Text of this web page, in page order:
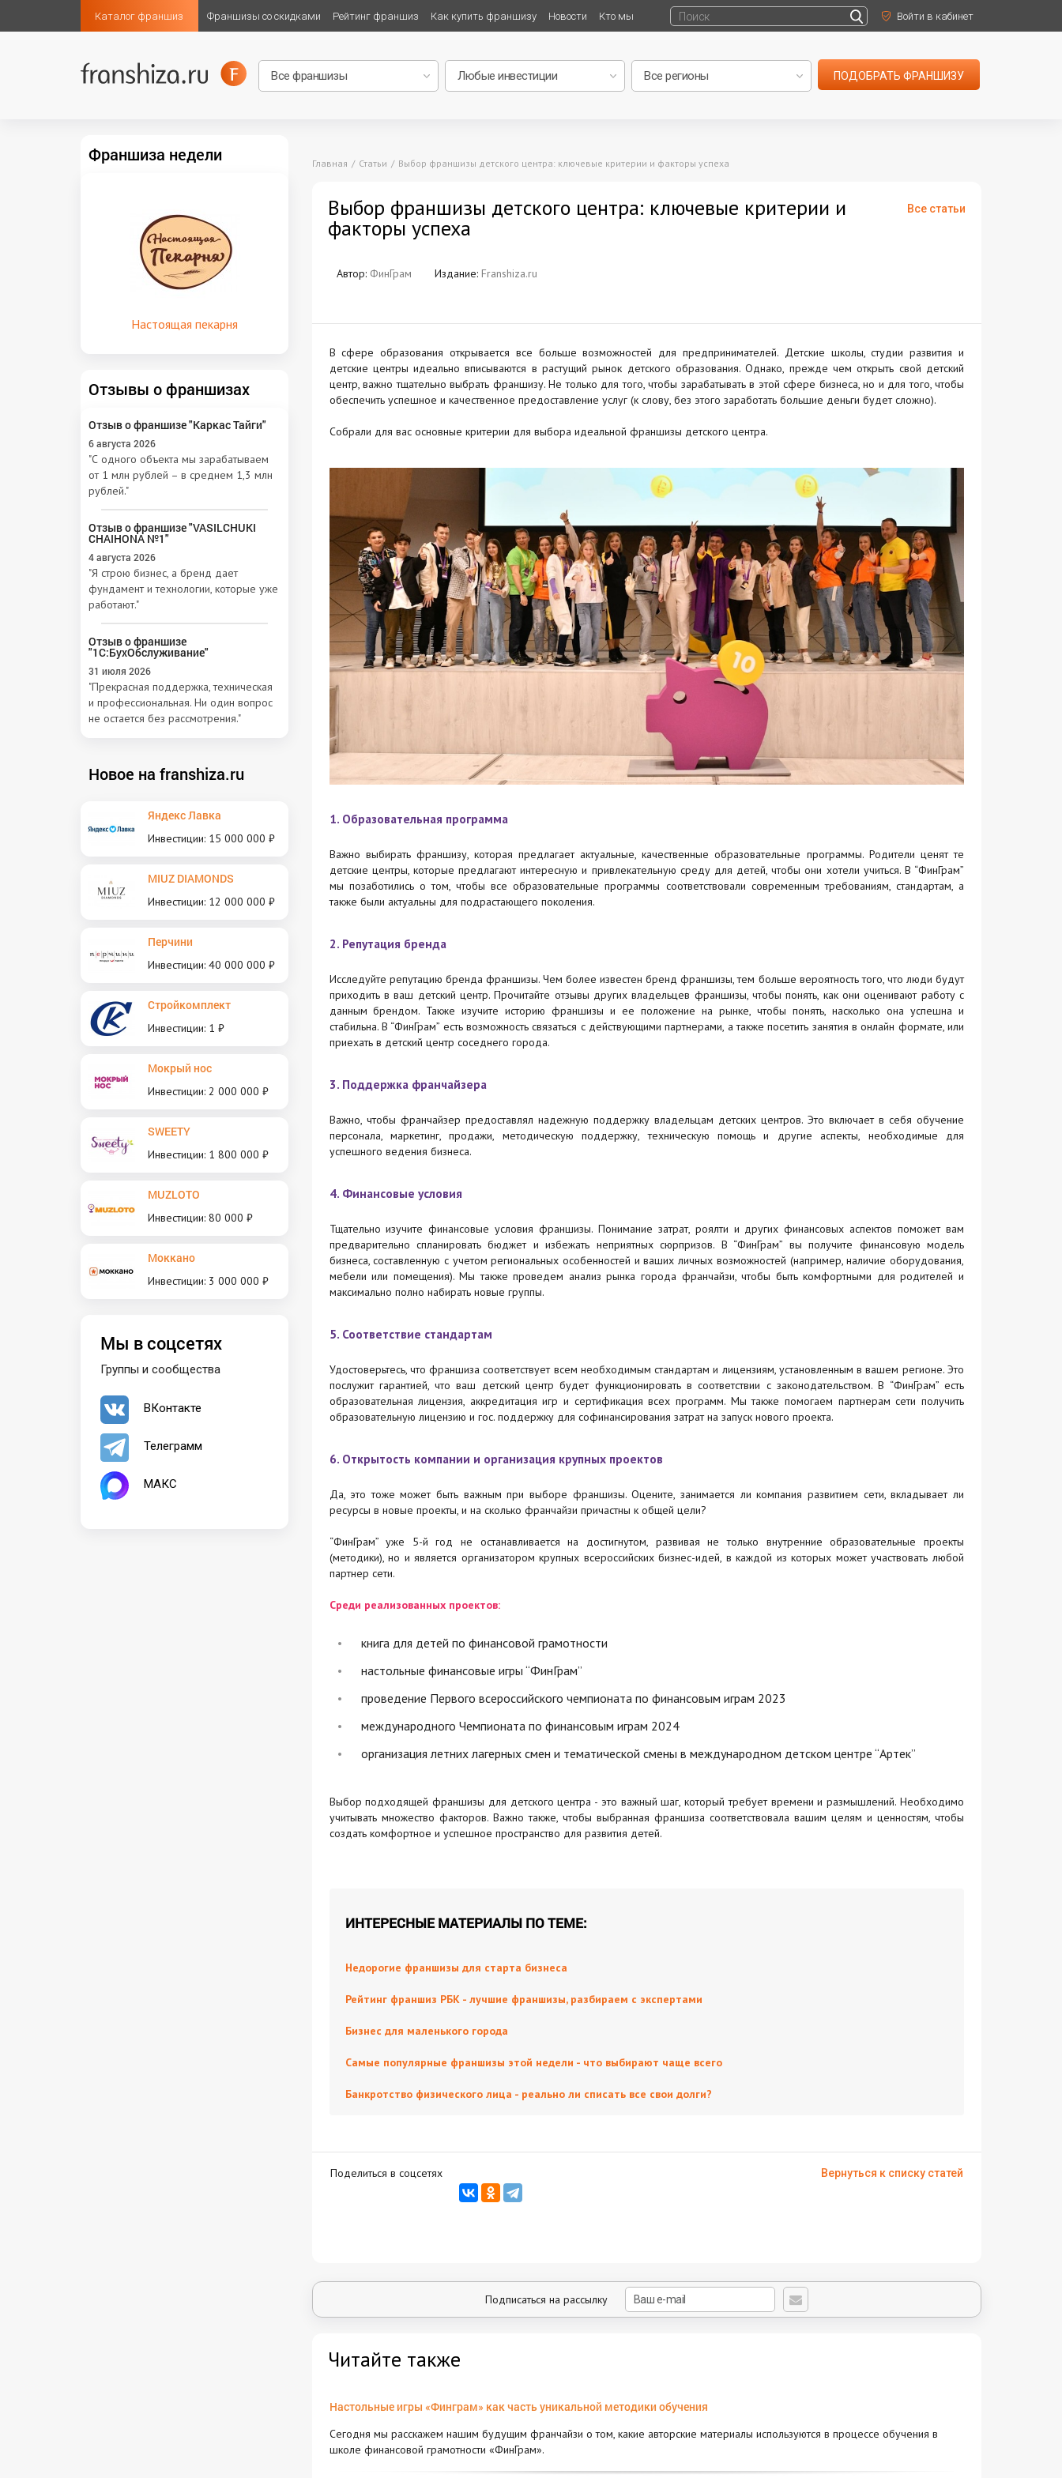
Каталог франшиз Франшизы со скидками Рейтинг франшиз Как купить франшизу Новости Кто мы Войти в кабинет
ПОДОБРАТЬ ФРАНШИЗУ
Главная Статьи Выбор франшизы детского центра: ключевые критерии и факторы успеха
Все статьи
Выбор франшизы детского центра: ключевые критерии и
факторы успеха
Автор: ФинГрам Издание: Franshiza.ru
В сфере образования открывается все больше возможностей для предпринимателей. Детские школы, студии развития и
детские центры идеально вписываются в растущий рынок детского образования. Однако, прежде чем открыть свой детский
центр, важно тщательно выбрать франшизу. Не только для того, чтобы зарабатывать в этой сфере бизнеса, но и для того, чтобы
обеспечить успешное и качественное предоставление услуг (к слову, без этого заработать большие деньги будет сложно).
Собрали для вас основные критерии для выбора идеальной франшизы детского центра.
1. Образовательная программа
Важно выбирать франшизу, которая предлагает актуальные, качественные образовательные программы. Родители ценят те
детские центры, которые предлагают интересную и привлекательную среду для детей, чтобы они хотели учиться. В “ФинГрам”
мы позаботились о том, чтобы все образовательные программы соответствовали современным требованиям, стандартам, а
также были актуальны для подрастающего поколения.
2. Репутация бренда
Исследуйте репутацию бренда франшизы. Чем более известен бренд франшизы, тем больше вероятность того, что люди будут
приходить в ваш детский центр. Прочитайте отзывы других владельцев франшизы, чтобы понять, как они оценивают работу с
данным брендом. Также изучите историю франшизы и ее положение на рынке, чтобы понять, насколько она успешна и
стабильна. В “ФинГрам” есть возможность связаться с действующими партнерами, а также посетить занятия в онлайн формате, или
приехать в детский центр соседнего города.
3. Поддержка франчайзера
Важно, чтобы франчайзер предоставлял надежную поддержку владельцам детских центров. Это включает в себя обучение
персонала, маркетинг, продажи, методическую поддержку, техническую помощь и другие аспекты, необходимые для
успешного ведения бизнеса.
4. Финансовые условия
Тщательно изучите финансовые условия франшизы. Понимание затрат, роялти и других финансовых аспектов поможет вам
предварительно спланировать бюджет и избежать неприятных сюрпризов. В “ФинГрам” вы получите финансовую модель
бизнеса, составленную с учетом региональных особенностей и ваших личных возможностей (например, наличие оборудования,
мебели или помещения). Мы также проведем анализ рынка города франчайзи, чтобы быть комфортными для родителей и
максимально полно набирать новые группы.
5. Соответствие стандартам
Удостоверьтесь, что франшиза соответствует всем необходимым стандартам и лицензиям, установленным в вашем регионе. Это
послужит гарантией, что ваш детский центр будет функционировать в соответствии с законодательством. В “ФинГрам” есть
образовательная лицензия, аккредитация игр и сертификация всех программ. Мы также помогаем партнерам сети получить
образовательную лицензию и гос. поддержку для софинансирования затрат на запуск нового проекта.
6. Открытость компании и организация крупных проектов
Да, это тоже может быть важным при выборе франшизы. Оцените, занимается ли компания развитием сети, вкладывает ли
ресурсы в новые проекты, и на сколько франчайзи причастны к общей цели?
“ФинГрам” уже 5-й год не останавливается на достигнутом, развивая не только внутренние образовательные проекты
(методики), но и является организатором крупных всероссийских бизнес-идей, в каждой из которых может участвовать любой
партнер сети.
Среди реализованных проектов:
книга для детей по финансовой грамотности
настольные финансовые игры “ФинГрам”
проведение Первого всероссийского чемпионата по финансовым играм 2023
международного Чемпионата по финансовым играм 2024
организация летних лагерных смен и тематической смены в международном детском центре “Артек”
Выбор подходящей франшизы для детского центра - это важный шаг, который требует времени и размышлений. Необходимо
учитывать множество факторов. Важно также, чтобы выбранная франшиза соответствовала вашим целям и ценностям, чтобы
создать комфортное и успешное пространство для развития детей.
ИНТЕРЕСНЫЕ МАТЕРИАЛЫ ПО ТЕМЕ:
Недорогие франшизы для старта бизнеса
Рейтинг франшиз РБК - лучшие франшизы, разбираем с экспертами
Бизнес для маленького города
Самые популярные франшизы этой недели - что выбирают чаще всего
Банкротство физического лица - реально ли списать все свои долги?
Поделиться в соцсетях Вернуться к списку статей
Подписаться на рассылку
Читайте также
Настольные игры «Финграм» как часть уникальной методики обучения
Сегодня мы расскажем нашим будущим франчайзи о том, какие авторские материалы используются в процессе обучения в
школе финансовой грамотности «ФинГрам».
Франшиза недели
Настоящая пекарня
Отзывы о франшизах
Отзыв о франшизе "Каркас Тайги"
6 августа 2026
"С одного объекта мы зарабатываем
от 1 млн рублей – в среднем 1,3 млн
рублей."
Отзыв о франшизе "VASILCHUKI
CHAIHONA №1"
4 августа 2026
"Я строю бизнес, а бренд дает
фундамент и технологии, которые уже
работают."
Отзыв о франшизе
"1С:БухОбслуживание"
31 июля 2026
"Прекрасная поддержка, техническая
и профессиональная. Ни один вопрос
не остается без рассмотрения."
Новое на franshiza.ru
Яндекс Лавка
Инвестиции: 15 000 000 ₽
MIUZ DIAMONDS
Инвестиции: 12 000 000 ₽
Перчини
Инвестиции: 40 000 000 ₽
Стройкомплект
Инвестиции: 1 ₽
Мокрый нос
Инвестиции: 2 000 000 ₽
SWEETY
Инвестиции: 1 800 000 ₽
MUZLOTO
Инвестиции: 80 000 ₽
Моккано
Инвестиции: 3 000 000 ₽
Мы в соцсетях
Группы и сообщества
ВКонтакте
Телеграмм
МАКС